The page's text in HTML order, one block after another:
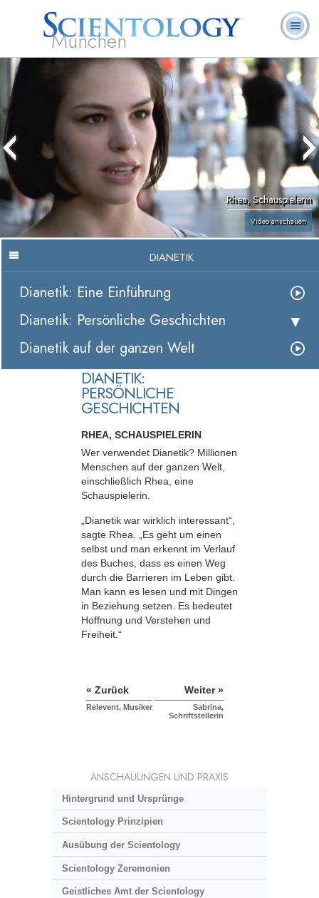
München
L. Ron
Hubbard
Was ist
Ehrenamtliche
Geistliche
Häufig gestellte
Fragen
Bücher
Rhea, Schauspielerin
Video anschauen
DIANETIK
Dianetik: Eine Einführung
Dianetik: Persönliche Geschichten
Dianetik auf der ganzen Welt
DIANETIK:
PERSÖNLICHE
GESCHICHTEN
RHEA, SCHAUSPIELERIN
Wer verwendet Dianetik? Millionen
Menschen auf der ganzen Welt,
einschließlich Rhea, eine
Schauspielerin.
„Dianetik war wirklich interessant“,
sagte Rhea. „Es geht um einen
selbst und man erkennt im Verlauf
des Buches, dass es einen Weg
durch die Barrieren im Leben gibt.
Man kann es lesen und mit Dingen
in Beziehung setzen. Es bedeutet
Hoffnung und Verstehen und
Freiheit.“
« Zurück
Relevent, Musiker
Weiter »
Sabrina,
Schriftstellerin
ANSCHAUUNGEN UND PRAXIS
Hintergrund und Ursprünge
Scientology Prinzipien
Ausübung der Scientology
Scientology Zeremonien
Geistliches Amt der Scientology